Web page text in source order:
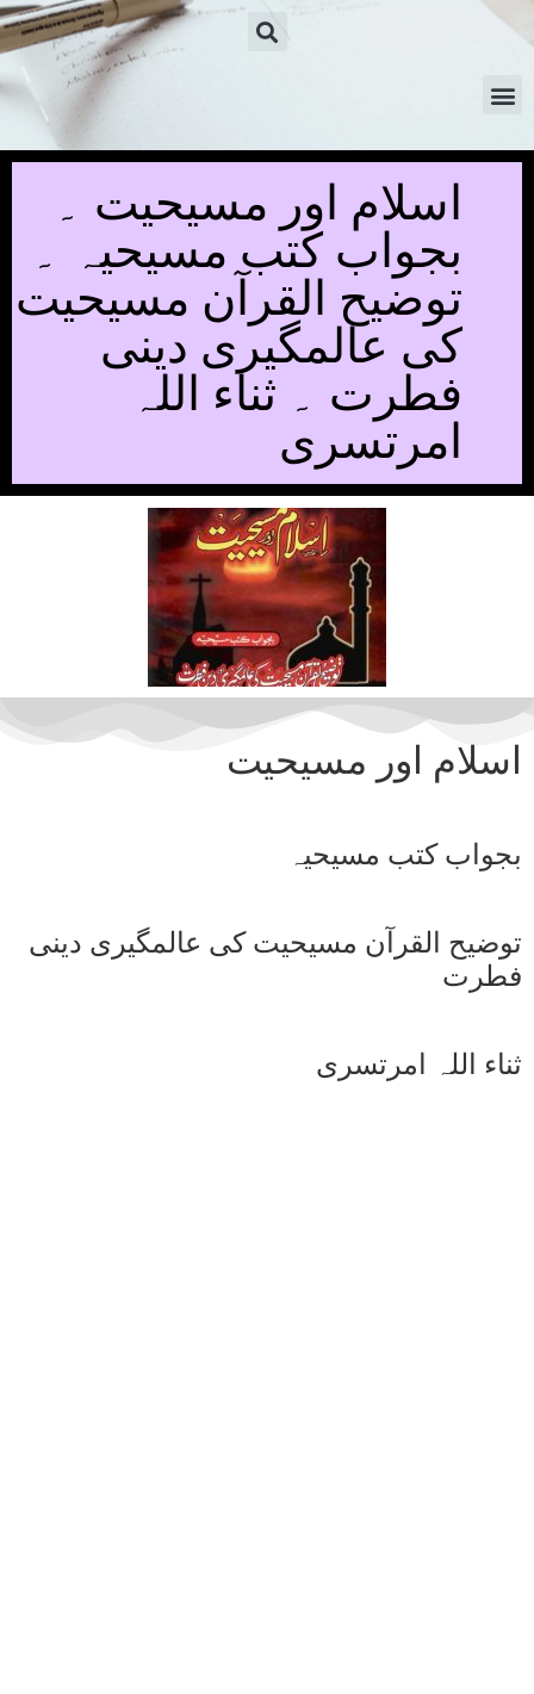
اسلام اور مسیحیت ۔
بجواب کتب مسیحیہ ۔
توضیح القرآن مسیحیت
کی عالمگیری دینی
فطرت ۔ ثناء اللہ
امرتسری
اسلام اور مسیحیت
بجواب کتب مسیحیہ
توضیح القرآن مسیحیت کی عالمگیری دینی
فطرت
ثناء اللہ امرتسری